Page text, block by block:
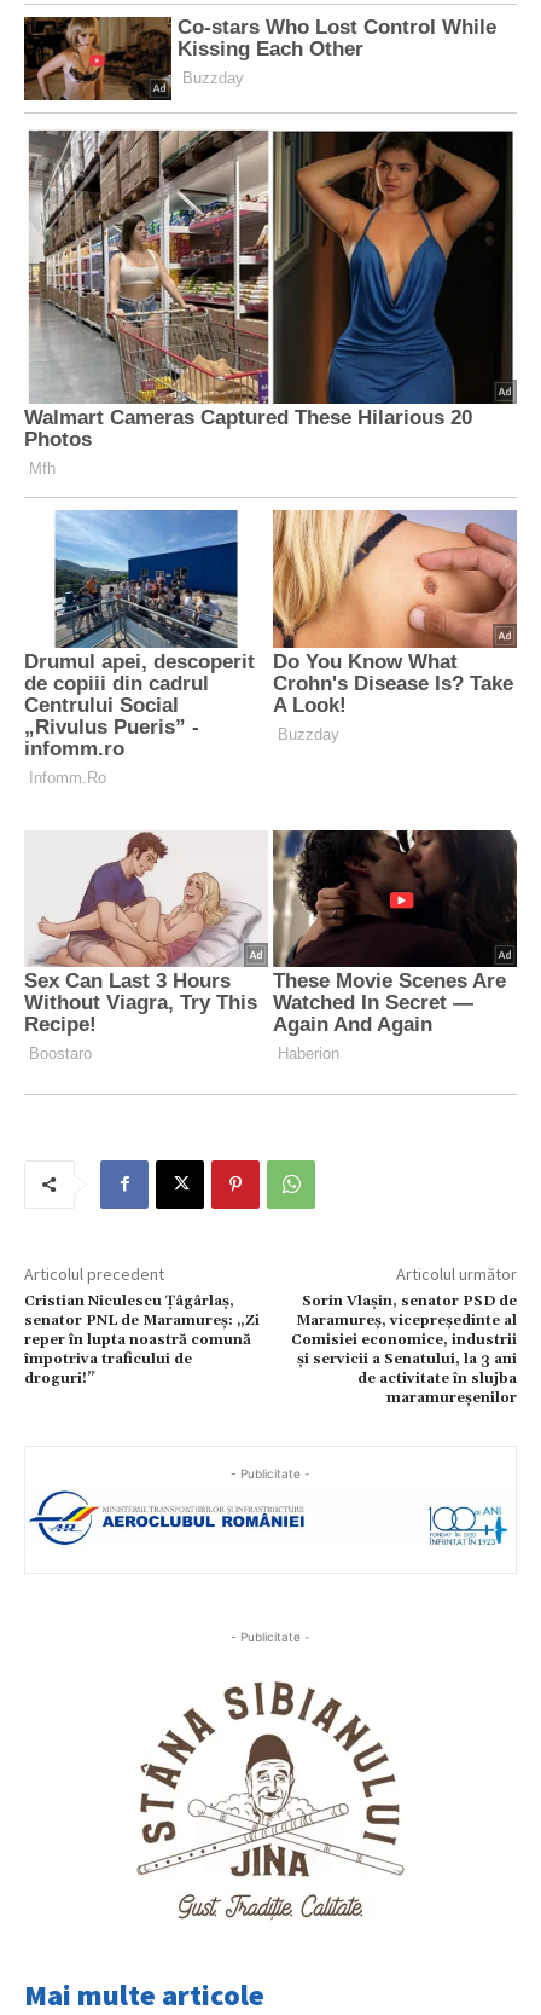
Articolul precedent
Cristian Niculescu Țâgârlaș,
senator PNL de Maramureș: „Zi
reper în lupta noastră comună
împotriva traficului de
droguri!”
Articolul următor
Sorin Vlașin, senator PSD de
Maramureș, vicepreședinte al
Comisiei economice, industrii
şi servicii a Senatului, la 3 ani
de activitate în slujba
maramureșenilor
- Publicitate -
- Publicitate -
Mai multe articole